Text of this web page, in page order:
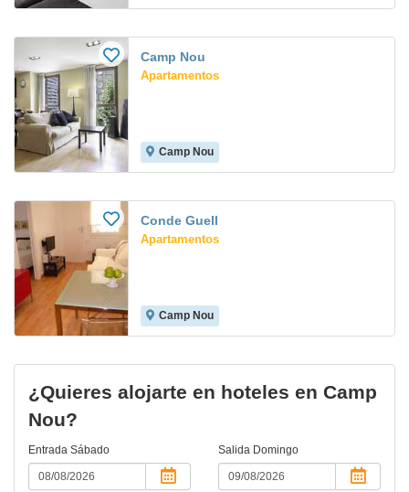
Camp Nou
Apartamentos
Camp Nou
Conde Guell
Apartamentos
Camp Nou
¿Quieres alojarte en hoteles en Camp
Nou?
Entrada Sábado Salida Domingo